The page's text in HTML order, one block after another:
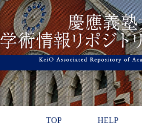
TOP HELP